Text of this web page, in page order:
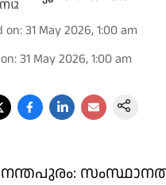
on:31 May 2026, 1:00 am
:31 May 2026, 1:00 am